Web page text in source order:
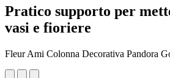
Pratico supporto per
vasi e fioriere
Fleur Ami Colonna Decorativa Pandora